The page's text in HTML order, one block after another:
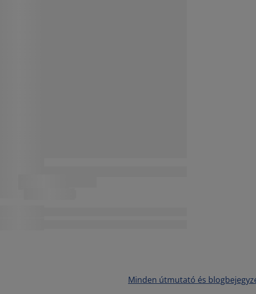
Minden útmutató és